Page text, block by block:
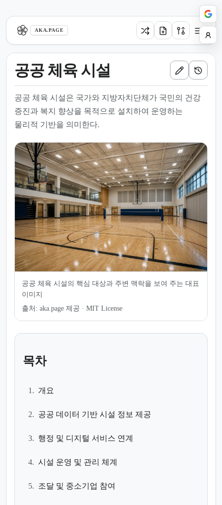
AKA.PAGE
공공 체육 시설
공공 체육 시설은 국가와 지방자치단체가 국민의 건강
증진과 복지 향상을 목적으로 설치하여 운영하는
물리적 기반을 의미한다.
공공 체육 시설의 핵심 대상과 주변 맥락을 보여 주는 대표
이미지
출처: aka.page 제공 · MIT License
목차
1. 개요
2. 공공 데이터 기반 시설 정보 제공
3. 행정 및 디지털 서비스 연계
4. 시설 운영 및 관리 체계
5. 조달 및 중소기업 참여